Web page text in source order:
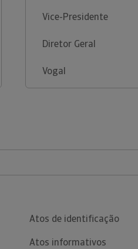
Vice-Presidente
Diretor Geral
Vogal
Atos de identificação
Atos informativos